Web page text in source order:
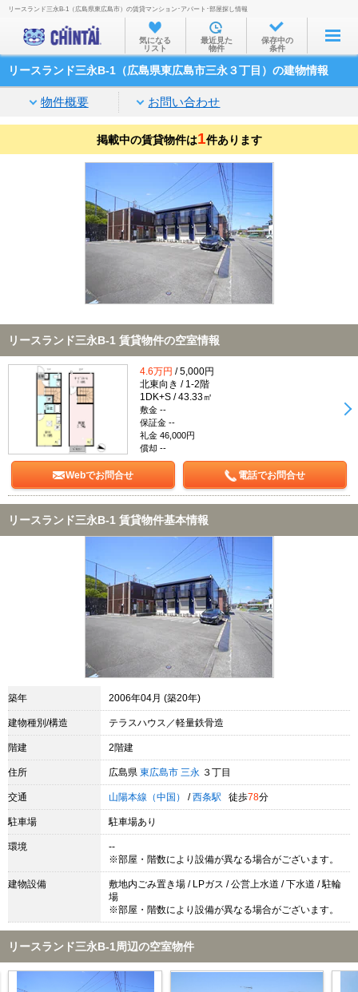
お部屋を探す
沿線・駅から
家賃相場から
通勤通学時間から
物件特集から
不動産会社から
TOP
リースランド三永B-1（広島県東広島市）の賃貸マンション･アパート･部屋探し情報
気になる
リスト
最近見た
物件
保存中の
条件
リースランド三永B-1（広島県東広島市三永３丁目）の建物情報
物件概要 お問い合わせ
掲載中の賃貸物件は1件あります
リースランド三永B-1 賃貸物件の空室情報
4.6万円 / 5,000円
北東向き / 1-2階
1DK+S / 43.33㎡
敷金 --
保証金 --
礼金 46,000円
償却 --
Webでお問合せ 電話でお問合せ
リースランド三永B-1 賃貸物件基本情報
築年 2006年04月 (築20年)
建物種別/構造 テラスハウス／軽量鉄骨造
階建 2階建
住所 広島県 東広島市 三永 ３丁目
交通 山陽本線（中国） / 西条駅 徒歩78分
駐車場 駐車場あり
環境
--
※部屋・階数により設備が異なる場合がございます。
建物設備
敷地内ごみ置き場 / LPガス / 公営上水道 / 下水道 / 駐輪
場
※部屋・階数により設備が異なる場合がございます。
リースランド三永B-1周辺の空室物件